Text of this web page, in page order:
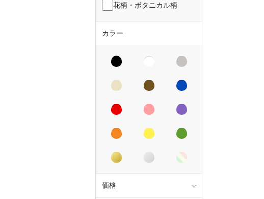
花柄・ボタニカル柄
カラー
価格